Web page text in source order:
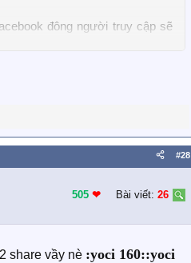
đông người truy cập sẽ
xóa bài.
#28
505 ❤︎ Bài viết: 26
share vầy nè :yoci 160::yoci